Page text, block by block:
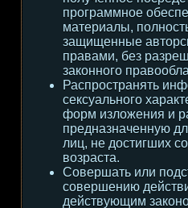
программное
материалы,
защищенные
правами, без
законного
Распространять
сексуального
форм изложения и
предназначенную
лиц, не достигших
возраста.
Совершать или
совершению
действующим